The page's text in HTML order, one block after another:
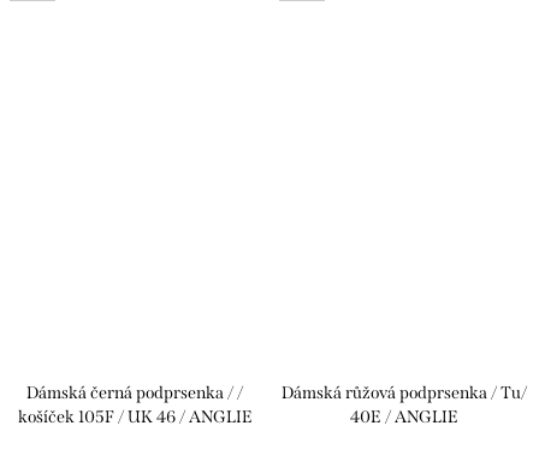
Dámská černá podprsenka / /
košíček 105F / UK 46 / ANGLIE
Dámská růžová podprsenka / Tu/
40E / ANGLIE